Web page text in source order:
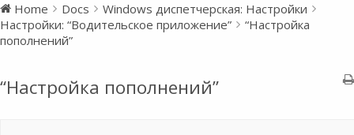
Home Docs
Windows диспетчерская: Настройки
Настройки: “Водительское приложение”
“Настройка
пополнений”
“Настройка пополнений”